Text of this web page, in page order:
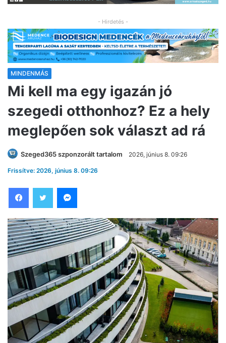
- Hirdetés -
MINDENMÁS
Mi kell ma egy igazán jó
szegedi otthonhoz? Ez a hely
meglepően sok választ ad rá
Szeged365 szponzorált tartalom 2026, június 8. 09:26
Frissítve: 2026, június 8. 09:26